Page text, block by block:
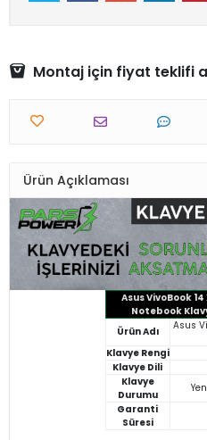
Montaj için fiyat teklifi
Ürün Açıklaması
Asus VivoBook
Notebook
Ürün Adı
Asus
Klavye Rengi
Klavye Dili
Klavye
Durumu
Garanti
Süresi